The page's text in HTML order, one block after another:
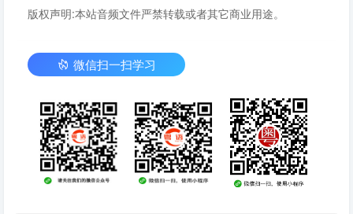
版权声明:本站音频文件严禁转载或者其它商业用途。
微信扫一扫学习